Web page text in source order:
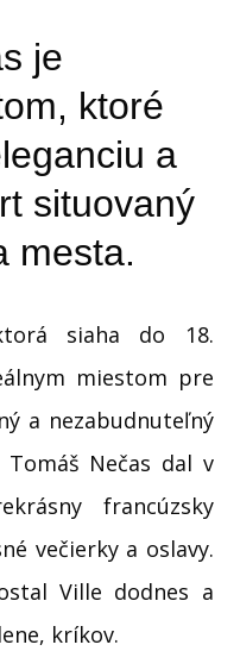
je
ktoré
a
situovaný
mesta.
siaha do 18.
miestom pre
a nezabudnuteľný
Nečas dal v
francúzsky
večierky a oslavy.
Ville dodnes a
kríkov.